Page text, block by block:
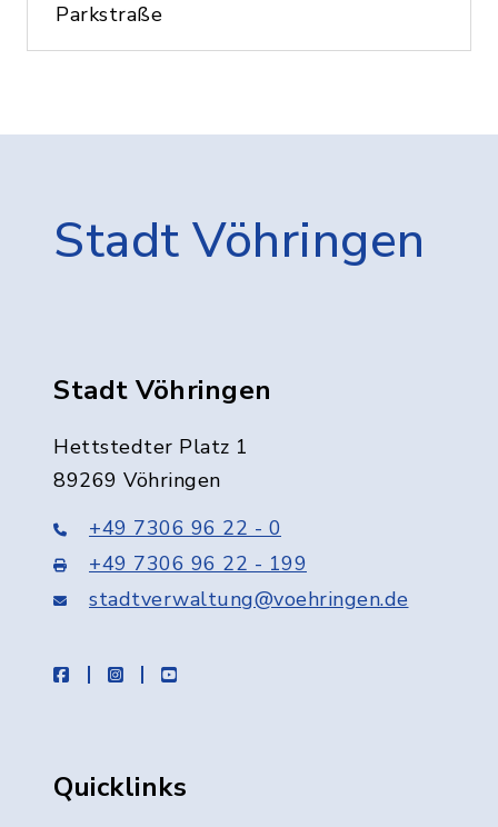
Parkstraße
Stadt Vöhringen
Stadt Vöhringen
Hettstedter Platz 1
89269 Vöhringen
+49 7306 96 22 - 0
+49 7306 96 22 - 199
stadtverwaltung@voehringen.de
facebookinstagramyoutube
Quicklinks